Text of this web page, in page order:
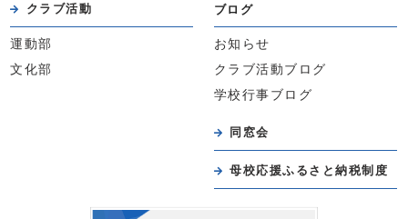
クラブ活動
運動部
文化部
ブログ
お知らせ
クラブ活動ブログ
学校行事ブログ
同窓会
母校応援ふるさと納税制度